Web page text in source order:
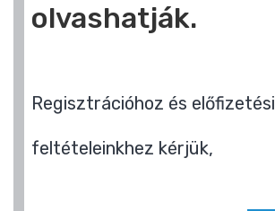
olvashatják.
Regisztrációhoz és előfizetési
feltételeinkhez kérjük,